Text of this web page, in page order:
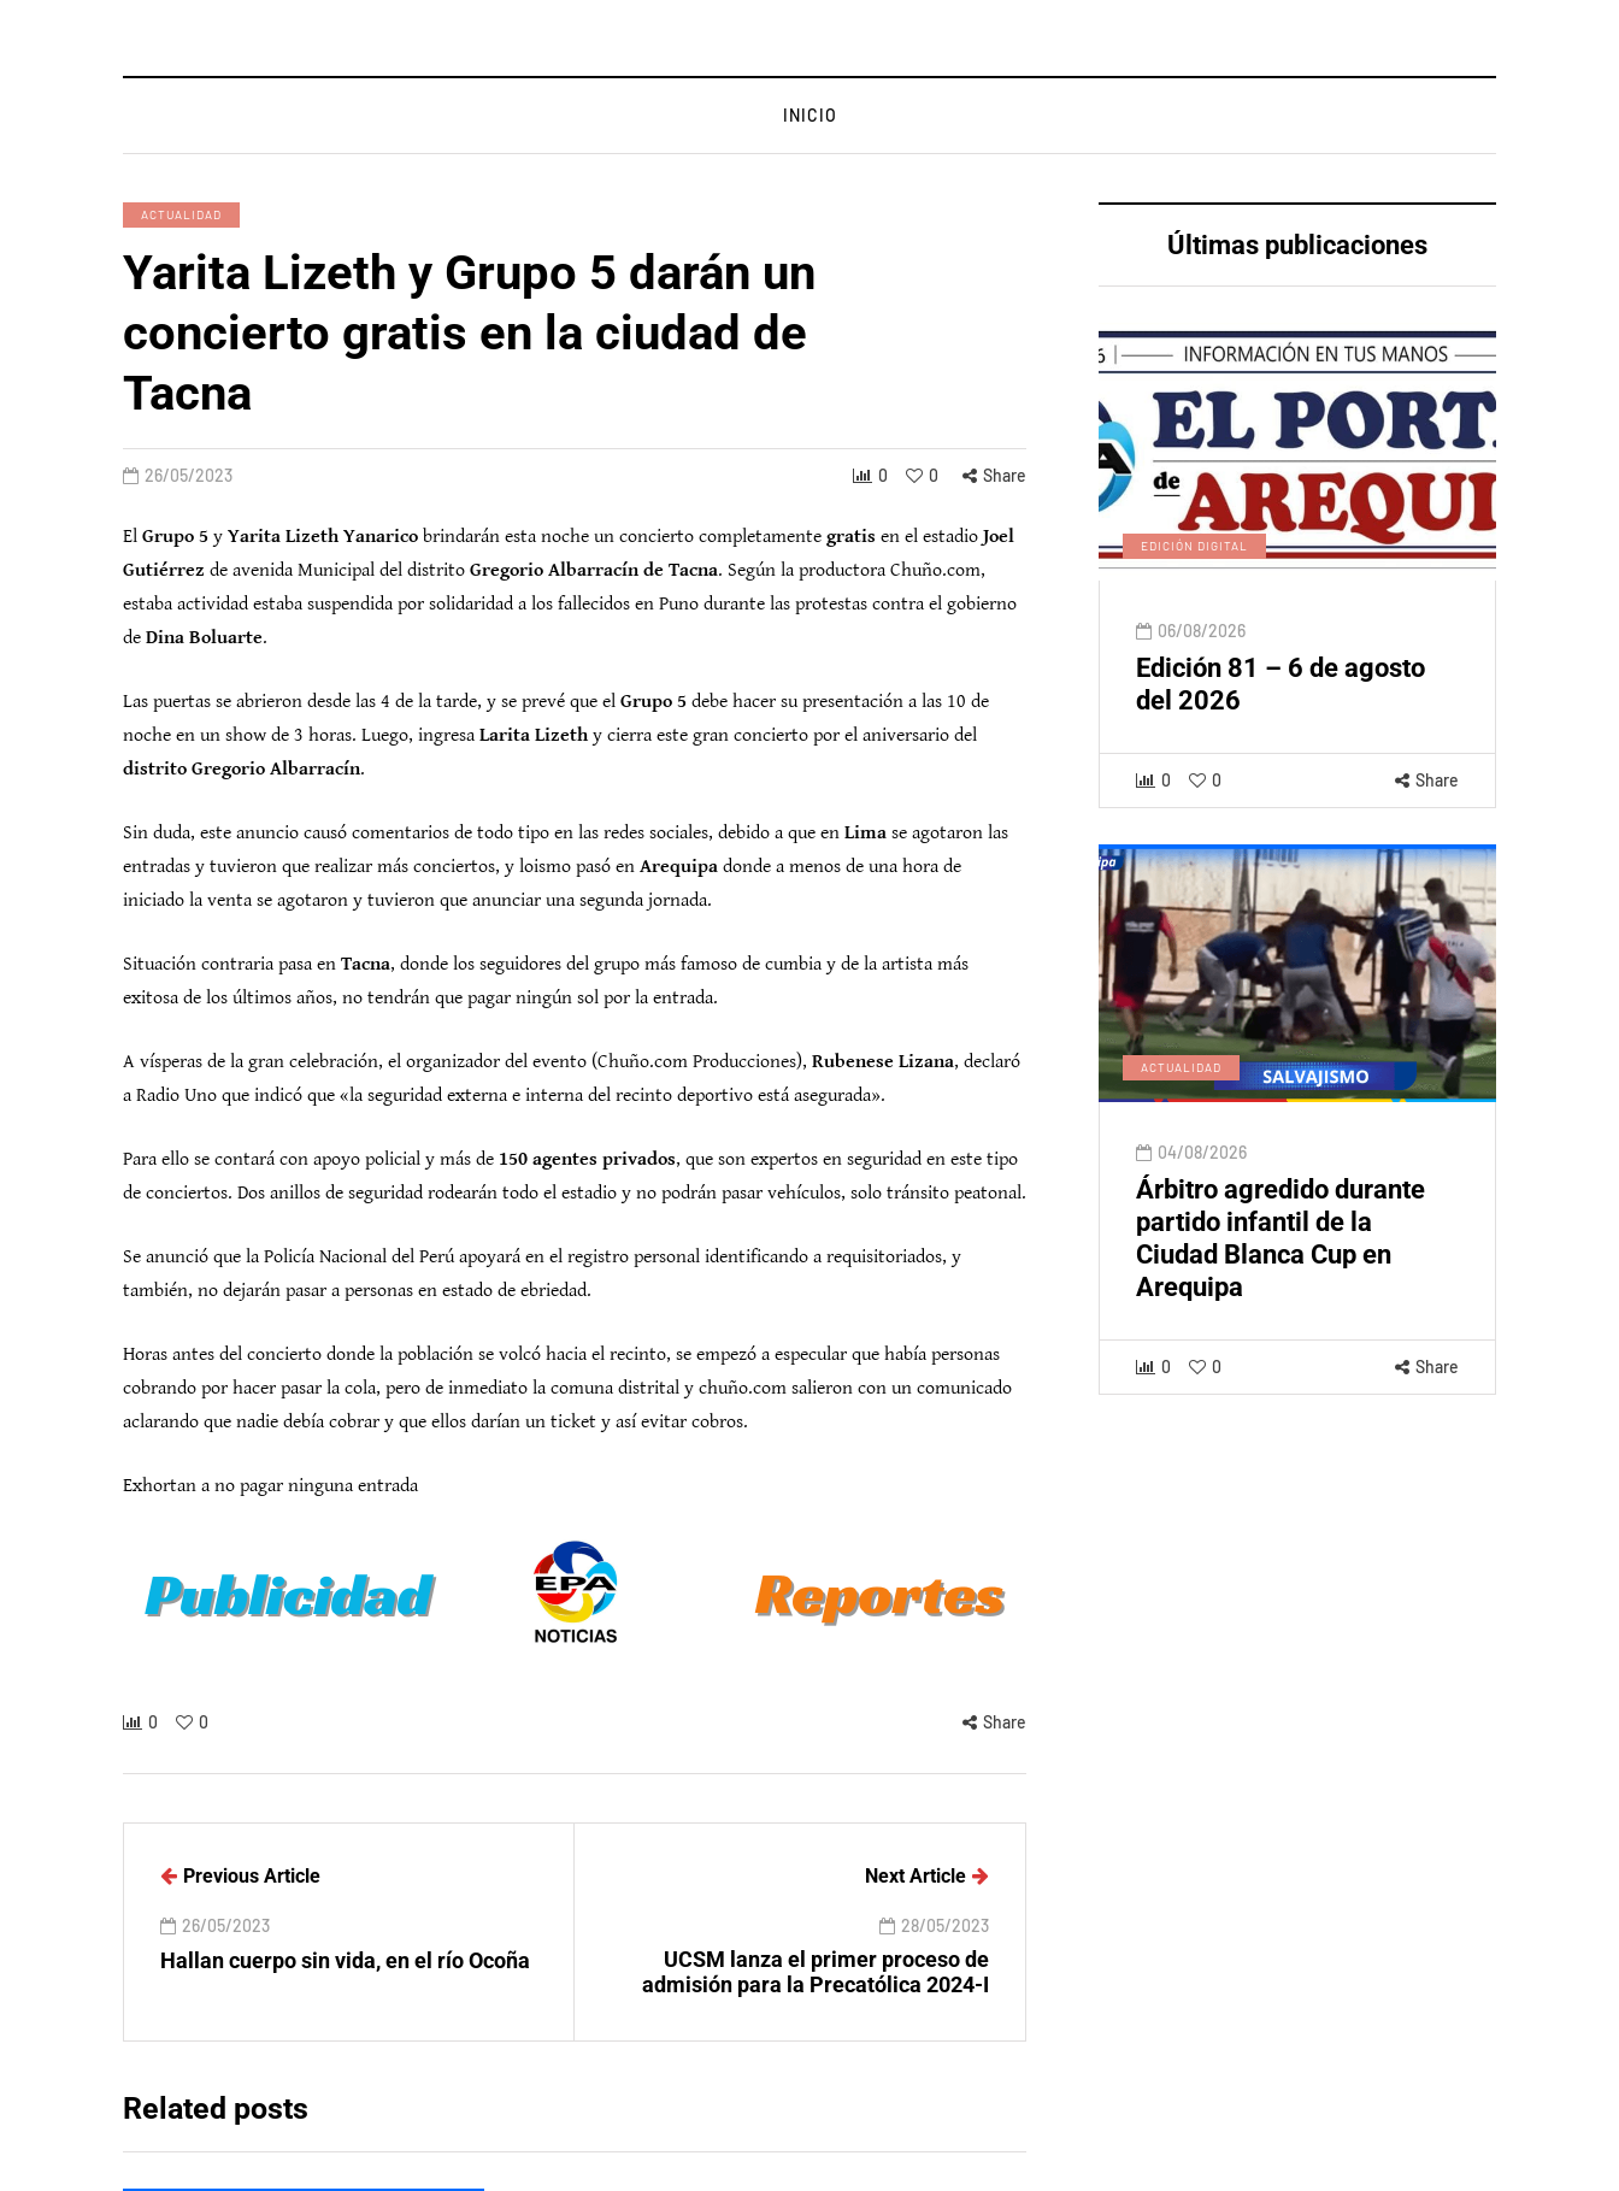
INICIO
ACTUALIDAD
Yarita Lizeth y Grupo 5 darán un
concierto gratis en la ciudad de
Tacna
26/05/2023 0 0 Share
El Grupo 5 y Yarita Lizeth Yanarico brindarán esta noche un concierto completamente gratis en el estadio Joel
Gutiérrez de avenida Municipal del distrito Gregorio Albarracín de Tacna. Según la productora Chuño.com,
estaba actividad estaba suspendida por solidaridad a los fallecidos en Puno durante las protestas contra el gobierno
de Dina Boluarte.
Las puertas se abrieron desde las 4 de la tarde, y se prevé que el Grupo 5 debe hacer su presentación a las 10 de
noche en un show de 3 horas. Luego, ingresa Larita Lizeth y cierra este gran concierto por el aniversario del
distrito Gregorio Albarracín.
Sin duda, este anuncio causó comentarios de todo tipo en las redes sociales, debido a que en Lima se agotaron las
entradas y tuvieron que realizar más conciertos, y loismo pasó en Arequipa donde a menos de una hora de
iniciado la venta se agotaron y tuvieron que anunciar una segunda jornada.
Situación contraria pasa en Tacna, donde los seguidores del grupo más famoso de cumbia y de la artista más
exitosa de los últimos años, no tendrán que pagar ningún sol por la entrada.
A vísperas de la gran celebración, el organizador del evento (Chuño.com Producciones), Rubenese Lizana, declaró
a Radio Uno que indicó que «la seguridad externa e interna del recinto deportivo está asegurada».
Para ello se contará con apoyo policial y más de 150 agentes privados, que son expertos en seguridad en este tipo
de conciertos. Dos anillos de seguridad rodearán todo el estadio y no podrán pasar vehículos, solo tránsito peatonal.
Se anunció que la Policía Nacional del Perú apoyará en el registro personal identificando a requisitoriados, y
también, no dejarán pasar a personas en estado de ebriedad.
Horas antes del concierto donde la población se volcó hacia el recinto, se empezó a especular que había personas
cobrando por hacer pasar la cola, pero de inmediato la comuna distrital y chuño.com salieron con un comunicado
aclarando que nadie debía cobrar y que ellos darían un ticket y así evitar cobros.
Exhortan a no pagar ninguna entrada
0 0 Share
Últimas publicaciones
EDICIÓN DIGITAL
06/08/2026
Edición 81 – 6 de agosto
del 2026
0 0 Share
ACTUALIDAD
04/08/2026
Árbitro agredido durante
partido infantil de la
Ciudad Blanca Cup en
Arequipa
0 0 Share
Previous Article
26/05/2023
Hallan cuerpo sin vida, en el río Ocoña
Next Article
28/05/2023
UCSM lanza el primer proceso de
admisión para la Precatólica 2024-I
Related posts